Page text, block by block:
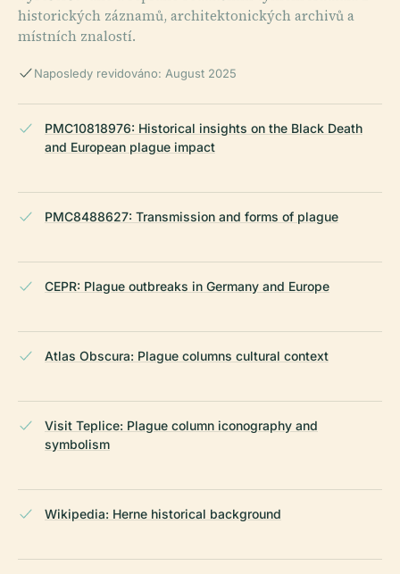
historických záznamů, architektonických archivů a
místních znalostí.
Naposledy revidováno: August 2025
PMC10818976: Historical insights on the Black Death
and European plague impact
PMC8488627: Transmission and forms of plague
CEPR: Plague outbreaks in Germany and Europe
Atlas Obscura: Plague columns cultural context
Visit Teplice: Plague column iconography and
symbolism
Wikipedia: Herne historical background